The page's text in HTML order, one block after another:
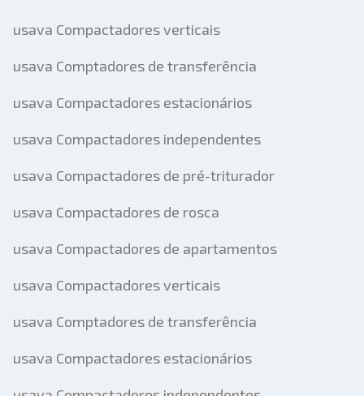
usava Compactadores verticais
usava Comptadores de transferência
usava Compactadores estacionários
usava Compactadores independentes
usava Compactadores de pré-triturador
usava Compactadores de rosca
usava Compactadores de apartamentos
usava Compactadores verticais
usava Comptadores de transferência
usava Compactadores estacionários